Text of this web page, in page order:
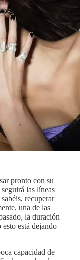
pronto con su
las líneas
recuperar
una de las
la duración
está dejando
capacidad de